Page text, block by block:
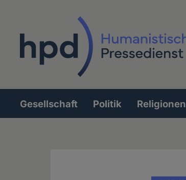
Hauptnavigation
Gesellschaft Politik Religionen